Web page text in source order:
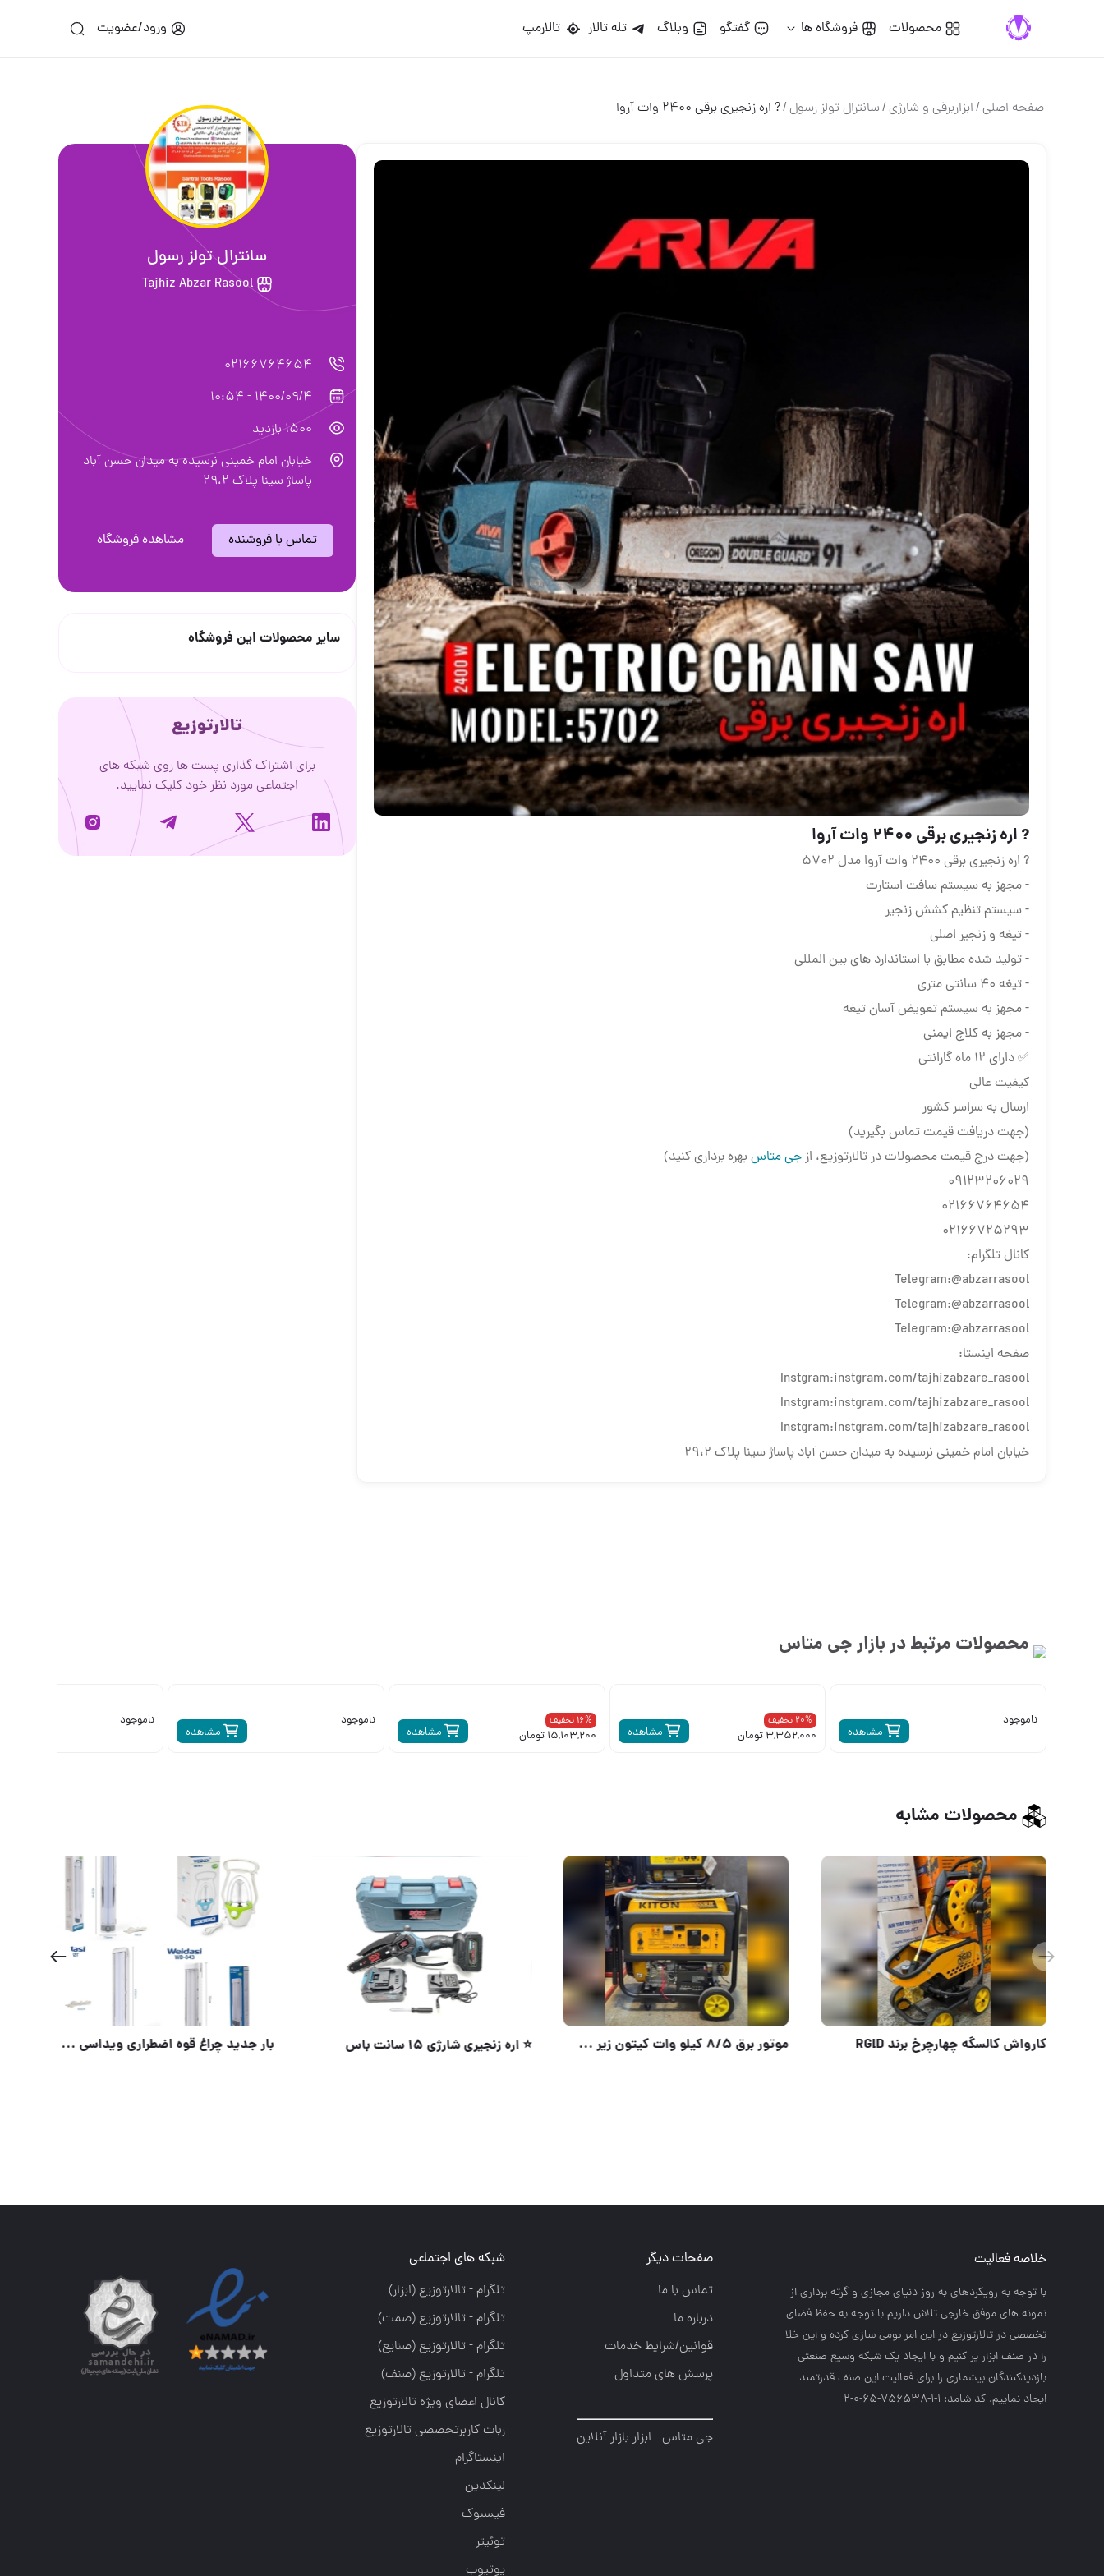
محصولات فروشگاه ها گفتگو وبلاگ تله تالار تالارمپ ورود/عضویت
صفحه اصلی/ابزاربرقی و شارژی/سانترال تولز رسول /? اره زنجیری برقی 2400 وات آروا
? اره زنجیری برقی 2400 وات آروا
? اره زنجیری برقی 2400 وات آروا مدل 5702
- مجهز به سیستم سافت استارت
- سیستم تنظیم کشش زنجیر
- تیغه و زنجیر اصلی
- تولید شده مطابق با استاندارد های بین المللی
- تیغه 40 سانتی متری
- مجهز به سیستم تعویض آسان تیغه
- مجهز به کلاچ ایمنی
✅ دارای 12 ماه گارانتی
کیفیت عالی
ارسال به سراسر کشور
(جهت دریافت قیمت تماس بگیرید)
(جهت درج قیمت محصولات در تالارتوزیع، ازجی متاس بهره برداری کنید)
09123206029
02166764654
02166725293
کانال تلگرام:
Telegram:@abzarrasool
Telegram:@abzarrasool
Telegram:@abzarrasool
صفحه اینستا:
Instgram:instgram.com/tajhizabzare_rasool
Instgram:instgram.com/tajhizabzare_rasool
Instgram:instgram.com/tajhizabzare_rasool
خیابان امام خمینی نرسیده به میدان حسن آباد پاساژ سینا پلاک ۲۹،۲
سانترال تولز رسول
Tajhiz Abzar Rasool
02166764654
1400/09/4 - 10:54
1500 بازدید
خیابان امام خمینی نرسیده به میدان حسن آباد
پاساژ سینا پلاک ۲۹،۲
تماس با فروشنده مشاهده فروشگاه
سایر محصولات این فروشگاه
تالارتوزیع
برای اشتراک گذاری پست ها روی شبکه های
اجتماعی مورد نظر خود کلیک نمایید.
محصولات مرتبط در بازارجی متاس
مشاهده
ناموجود
مشاهده
20% تخفیف
3,352,000 تومان مشاهده
16% تخفیف
15,103,200 تومان مشاهده
ناموجود ناموجود
محصولات مشابه
کارواش شارژی ذغالی ویوارکس کارواش کالسگه چهارچرخ برند RGlD ⭐️ اره زنجیری شارژی ۱۵ سانت باس
خلاصه فعالیت
با توجه به رويكردهاي به روز دنياي مجازي و گرته برداري از
نمونه هاي موفق خارجي تلاش داريم با توجه به حفظ فضاي
تخصصي در تالارتوزيع در اين امر بومي سازي كرده و اين خلا
را در صنف ابزار پر كنيم و با ايجاد يك شبكه وسيع صنعتي
بازديدكنندگان بيشماري را براي فعاليت اين صنف قدرتمند
ايجاد نماييم. کد شامد: 1-1-756538-65-0-2
صفحات دیگر
تماس با ما
درباره ما
قوانین/شرایط خدمات
پرسش های متداول
جی متاس - ابزار بازار آنلاین
شبکه های اجتماعی
تلگرام - تالارتوزيع (ابزار)
تلگرام - تالارتوزيع (صمت)
تلگرام - تالارتوزيع (صنايع)
تلگرام - تالارتوزیع (صنف)
کانال اعضای ویژه تالارتوزیع
ربات کاربرتخصصی تالارتوزیع
اینستاگرام
لینکدین
فیسبوک
توئیتر
یوتیوب